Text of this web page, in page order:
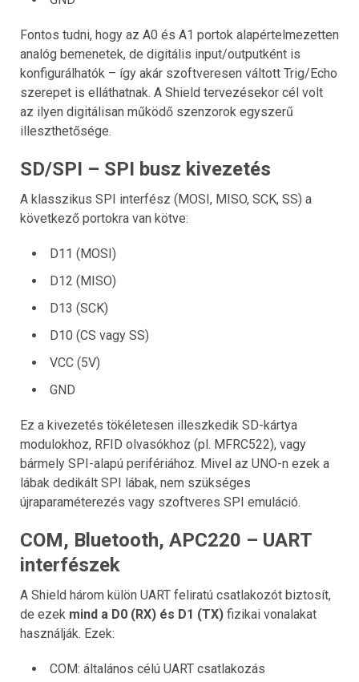
Fontos tudni, hogy az A0 és A1 portok alapértelmezetten
analóg bemenetek, de digitális input/outputként is
konfigurálhatók – így akár szoftveresen váltott Trig/Echo
szerepet is elláthatnak. A Shield tervezésekor cél volt
az ilyen digitálisan működő szenzorok egyszerű
illeszthetősége.
SD/SPI – SPI busz kivezetés
A klasszikus SPI interfész (MOSI, MISO, SCK, SS) a
következő portokra van kötve:
D11 (MOSI)
D12 (MISO)
D13 (SCK)
D10 (CS vagy SS)
VCC (5V)
GND
Ez a kivezetés tökéletesen illeszkedik SD-kártya
modulokhoz, RFID olvasókhoz (pl. MFRC522), vagy
bármely SPI-alapú perifériához. Mivel az UNO-n ezek a
lábak dedikált SPI lábak, nem szükséges
újraparaméterezés vagy szoftveres SPI emuláció.
COM, Bluetooth, APC220 – UART
interfészek
A Shield három külön UART feliratú csatlakozót biztosít,
de ezek mind a D0 (RX) és D1 (TX) fizikai vonalakat
használják. Ezek:
COM: általános célú UART csatlakozás